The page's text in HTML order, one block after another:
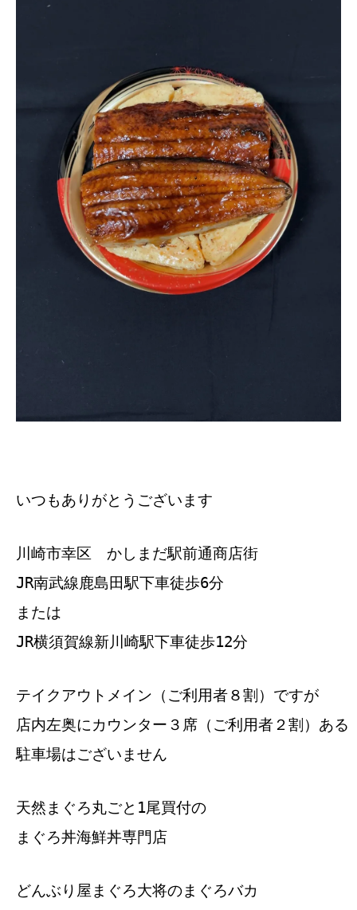
いつもありがとうございます
川崎市幸区 かしまだ駅前通商店街
JR南武線鹿島田駅下車徒歩6分
または
JR横須賀線新川崎駅下車徒歩12分
テイクアウトメイン（ご利用者８割）ですが
店内左奥にカウンター３席（ご利用者２割）ある
駐車場はございません
天然まぐろ丸ごと1尾買付の
まぐろ丼海鮮丼専門店
どんぶり屋まぐろ大将のまぐろバカ